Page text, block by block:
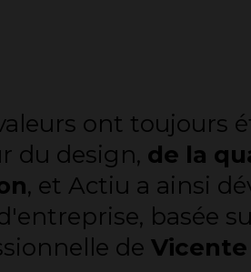
ont toujours
du design, de la
, et Actiu a ainsi
basée
de